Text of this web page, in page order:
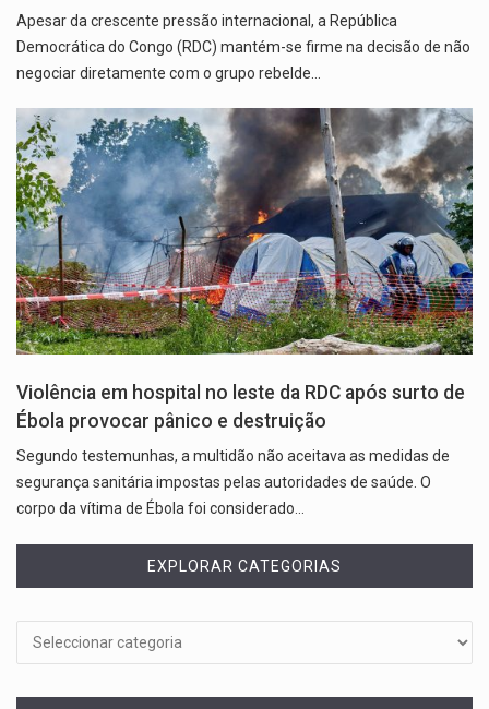
Apesar da crescente pressão internacional, a República
Democrática do Congo (RDC) mantém-se firme na decisão de não
negociar diretamente com o grupo rebelde…
Violência em hospital no leste da RDC após surto de
Ébola provocar pânico e destruição
Segundo testemunhas, a multidão não aceitava as medidas de
segurança sanitária impostas pelas autoridades de saúde. O
corpo da vítima de Ébola foi considerado…
EXPLORAR CATEGORIAS